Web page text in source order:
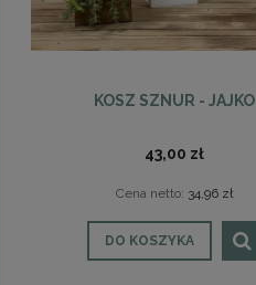
KOSZ SZNUR - JAJKO
43,00 zł
Cena netto: 34,96 zł
DO KOSZYKA